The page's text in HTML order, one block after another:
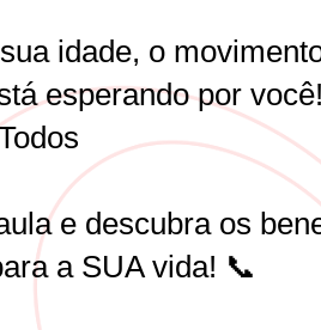
idade, o
esperando por você!
e descubra os
a SUA vida! 📞